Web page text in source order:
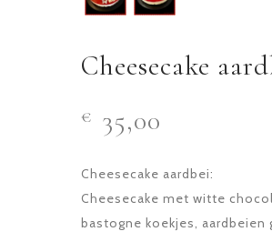
Cheesecake
€ 35,00
Cheesecake aardbei:
Cheesecake met witte
bastogne koekjes, aardbeien